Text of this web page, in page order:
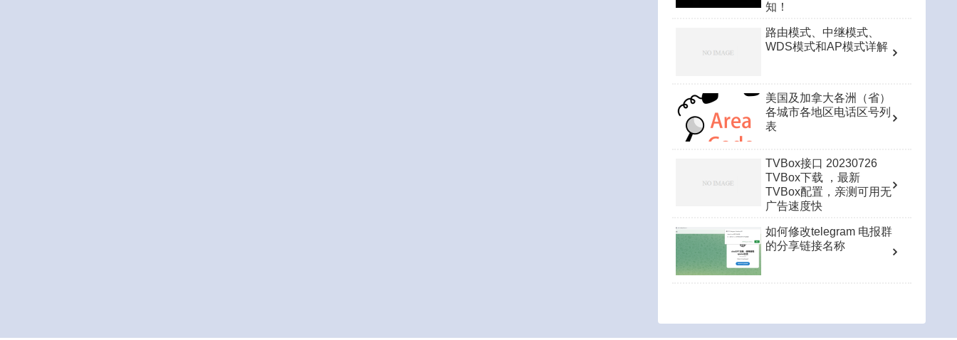
知！
路由模式、中继模式、
WDS模式和AP模式详解
美国及加拿大各洲（省）
各城市各地区电话区号列
表
TVBox接口 20230726
TVBox下载 ，最新
TVBox配置，亲测可用无
广告速度快
如何修改telegram 电报群
的分享链接名称